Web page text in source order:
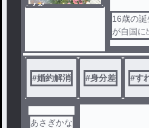
ノベ
16歳の
が自国に
士団長の
場所がな
魔法塔に
ッテルを
手柄に
つねに
約者の
#婚約解消 #身分差 #す
あさぎかな